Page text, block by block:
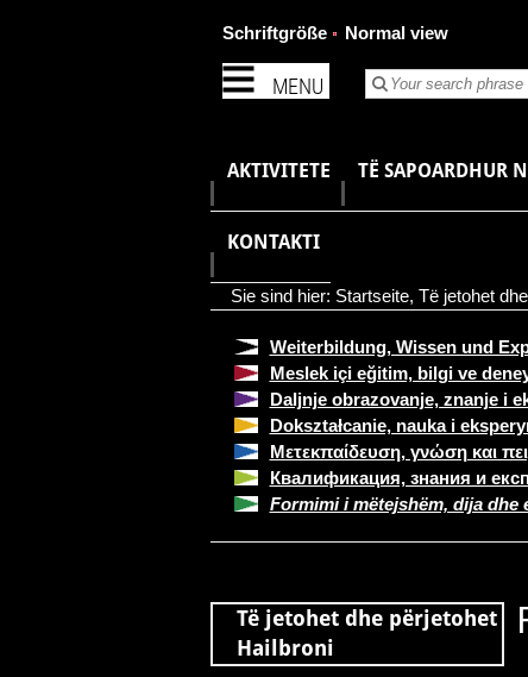
MENU
Schriftgröße Normal view
AKTIVITETE TË SAPOARDHUR
KONTAKTI
Sie sind hier: Startseite, Të jetohet
Weiterbildung, Wissen und
Meslek içi eğitim, bilgi ve
Daljnje obrazovanje, znanje i
Dokształcanie, nauka i
Μετεκπαίδευση, γνώση και
Квалификация, знания и
Formimi i mëtejshëm, dija dhe
Të jetohet dhe përjetohet
Hailbroni